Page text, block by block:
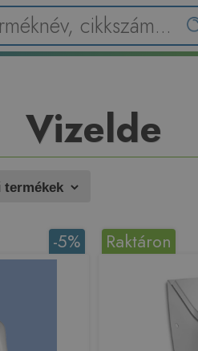
Vizelde
-5% Raktáron